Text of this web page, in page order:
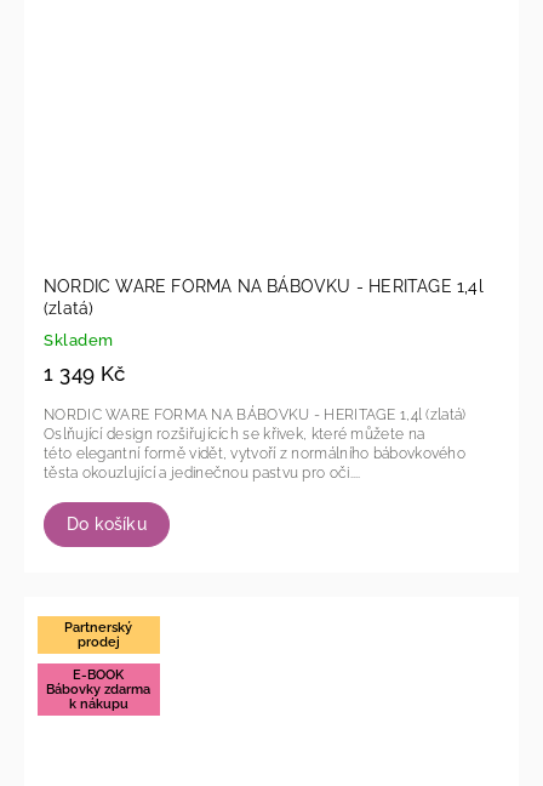
NORDIC WARE FORMA NA BÁBOVKU - HERITAGE 1,4l
(zlatá)
Skladem
1 349 Kč
Do košíku
NORDIC WARE FORMA NA BÁBOVKU - HERITAGE 1,4l (zlatá)
Oslňující design rozšiřujících se křivek, které můžete na
této elegantní formě vidět, vytvoří z normálního bábovkového
těsta okouzlující a jedinečnou pastvu pro oči....
Partnerský
prodej
E-BOOK
Bábovky zdarma
k nákupu